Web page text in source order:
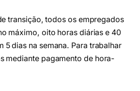
transição, todos os empregados
máximo, oito horas diárias e 40
5 dias na semana. Para trabalhar
mediante pagamento de hora-